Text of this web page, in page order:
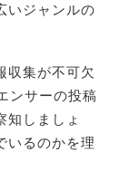
いジャンルの
収集が不可欠
ンサーの投稿
知しましょ
いるのかを理